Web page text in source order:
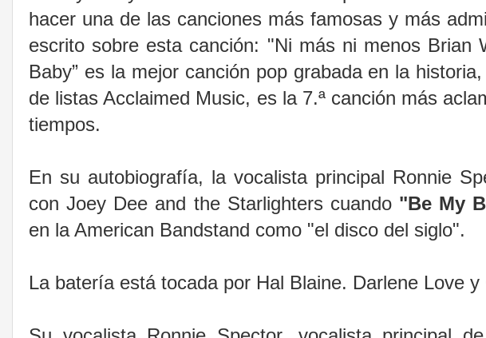
hacer una de las canciones más famosas y más
escrito sobre esta canción: "Ni más ni menos Brian
Baby” es la mejor canción pop grabada en la
de listas Acclaimed Music, es la 7.ª canción más
tiempos.
En su autobiografía, la vocalista principal Ronnie
con Joey Dee and the Starlighters cuando "Be My
en la American Bandstand como "el disco del siglo".
La batería está tocada por Hal Blaine. Darlene Love